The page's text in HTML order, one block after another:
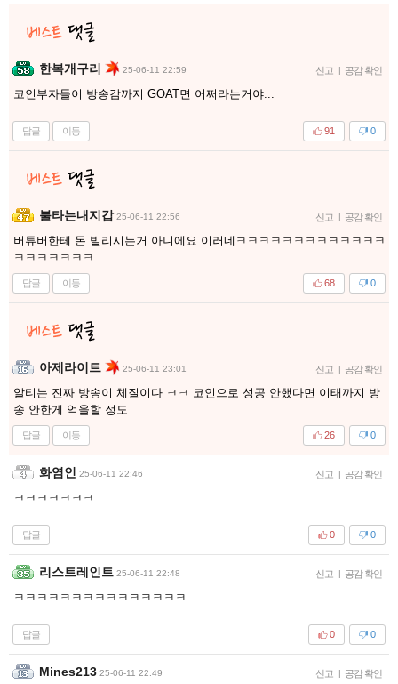
한복개구리 25-06-11 22:59 신고 | 공감 확인
코인부자들이 방송감까지 GOAT면 어쩌라는거야...
답글 이동 0
91
불타는내지갑 25-06-11 22:56 신고 | 공감 확인
버튜버한테 돈 빌리시는거 아니에요 이러네ㅋㅋㅋㅋㅋㅋㅋㅋㅋㅋㅋㅋㅋ
ㅋㅋㅋㅋㅋㅋㅋ
답글 이동 0
68
아제라이트 25-06-11 23:01 신고 | 공감 확인
알티는 진짜 방송이 체질이다 ㅋㅋ 코인으로 성공 안했다면 이태까지 방
송 안한게 억울할 정도
답글 이동 0
26
화염인 25-06-11 22:46 신고 | 공감 확인
ㅋㅋㅋㅋㅋㅋㅋ
답글 0
0
리스트레인트 25-06-11 22:48 신고 | 공감 확인
ㅋㅋㅋㅋㅋㅋㅋㅋㅋㅋㅋㅋㅋㅋㅋ
답글 0
0
Mines213 25-06-11 22:49 신고 | 공감 확인